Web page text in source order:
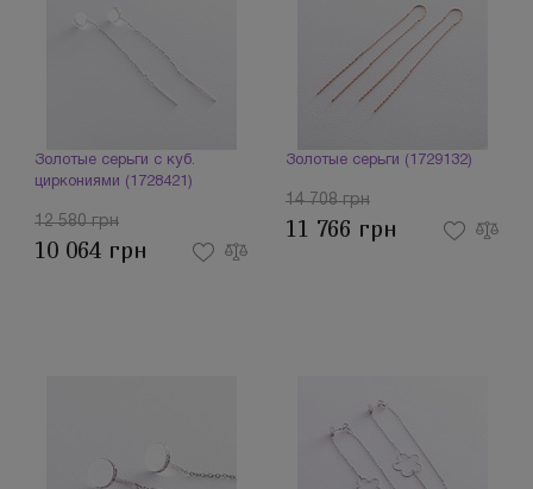
Золотые серьги с куб.
циркониями (1728421)
12 580 грн
10 064 грн
Золотые серьги (1729132)
14 708 грн
11 766 грн